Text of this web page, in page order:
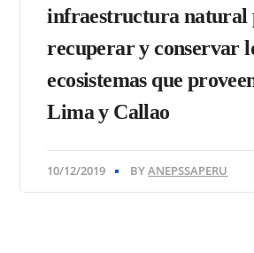
infraestructura natural
recuperar y conservar
ecosistemas que
Lima y Callao
10/12/2019 BYANEPSSAPERU